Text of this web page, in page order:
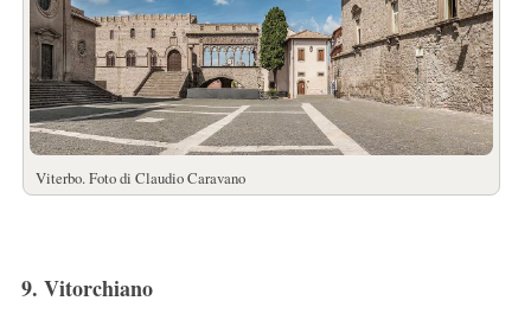
Viterbo. Foto di Claudio Caravano
9. Vitorchiano